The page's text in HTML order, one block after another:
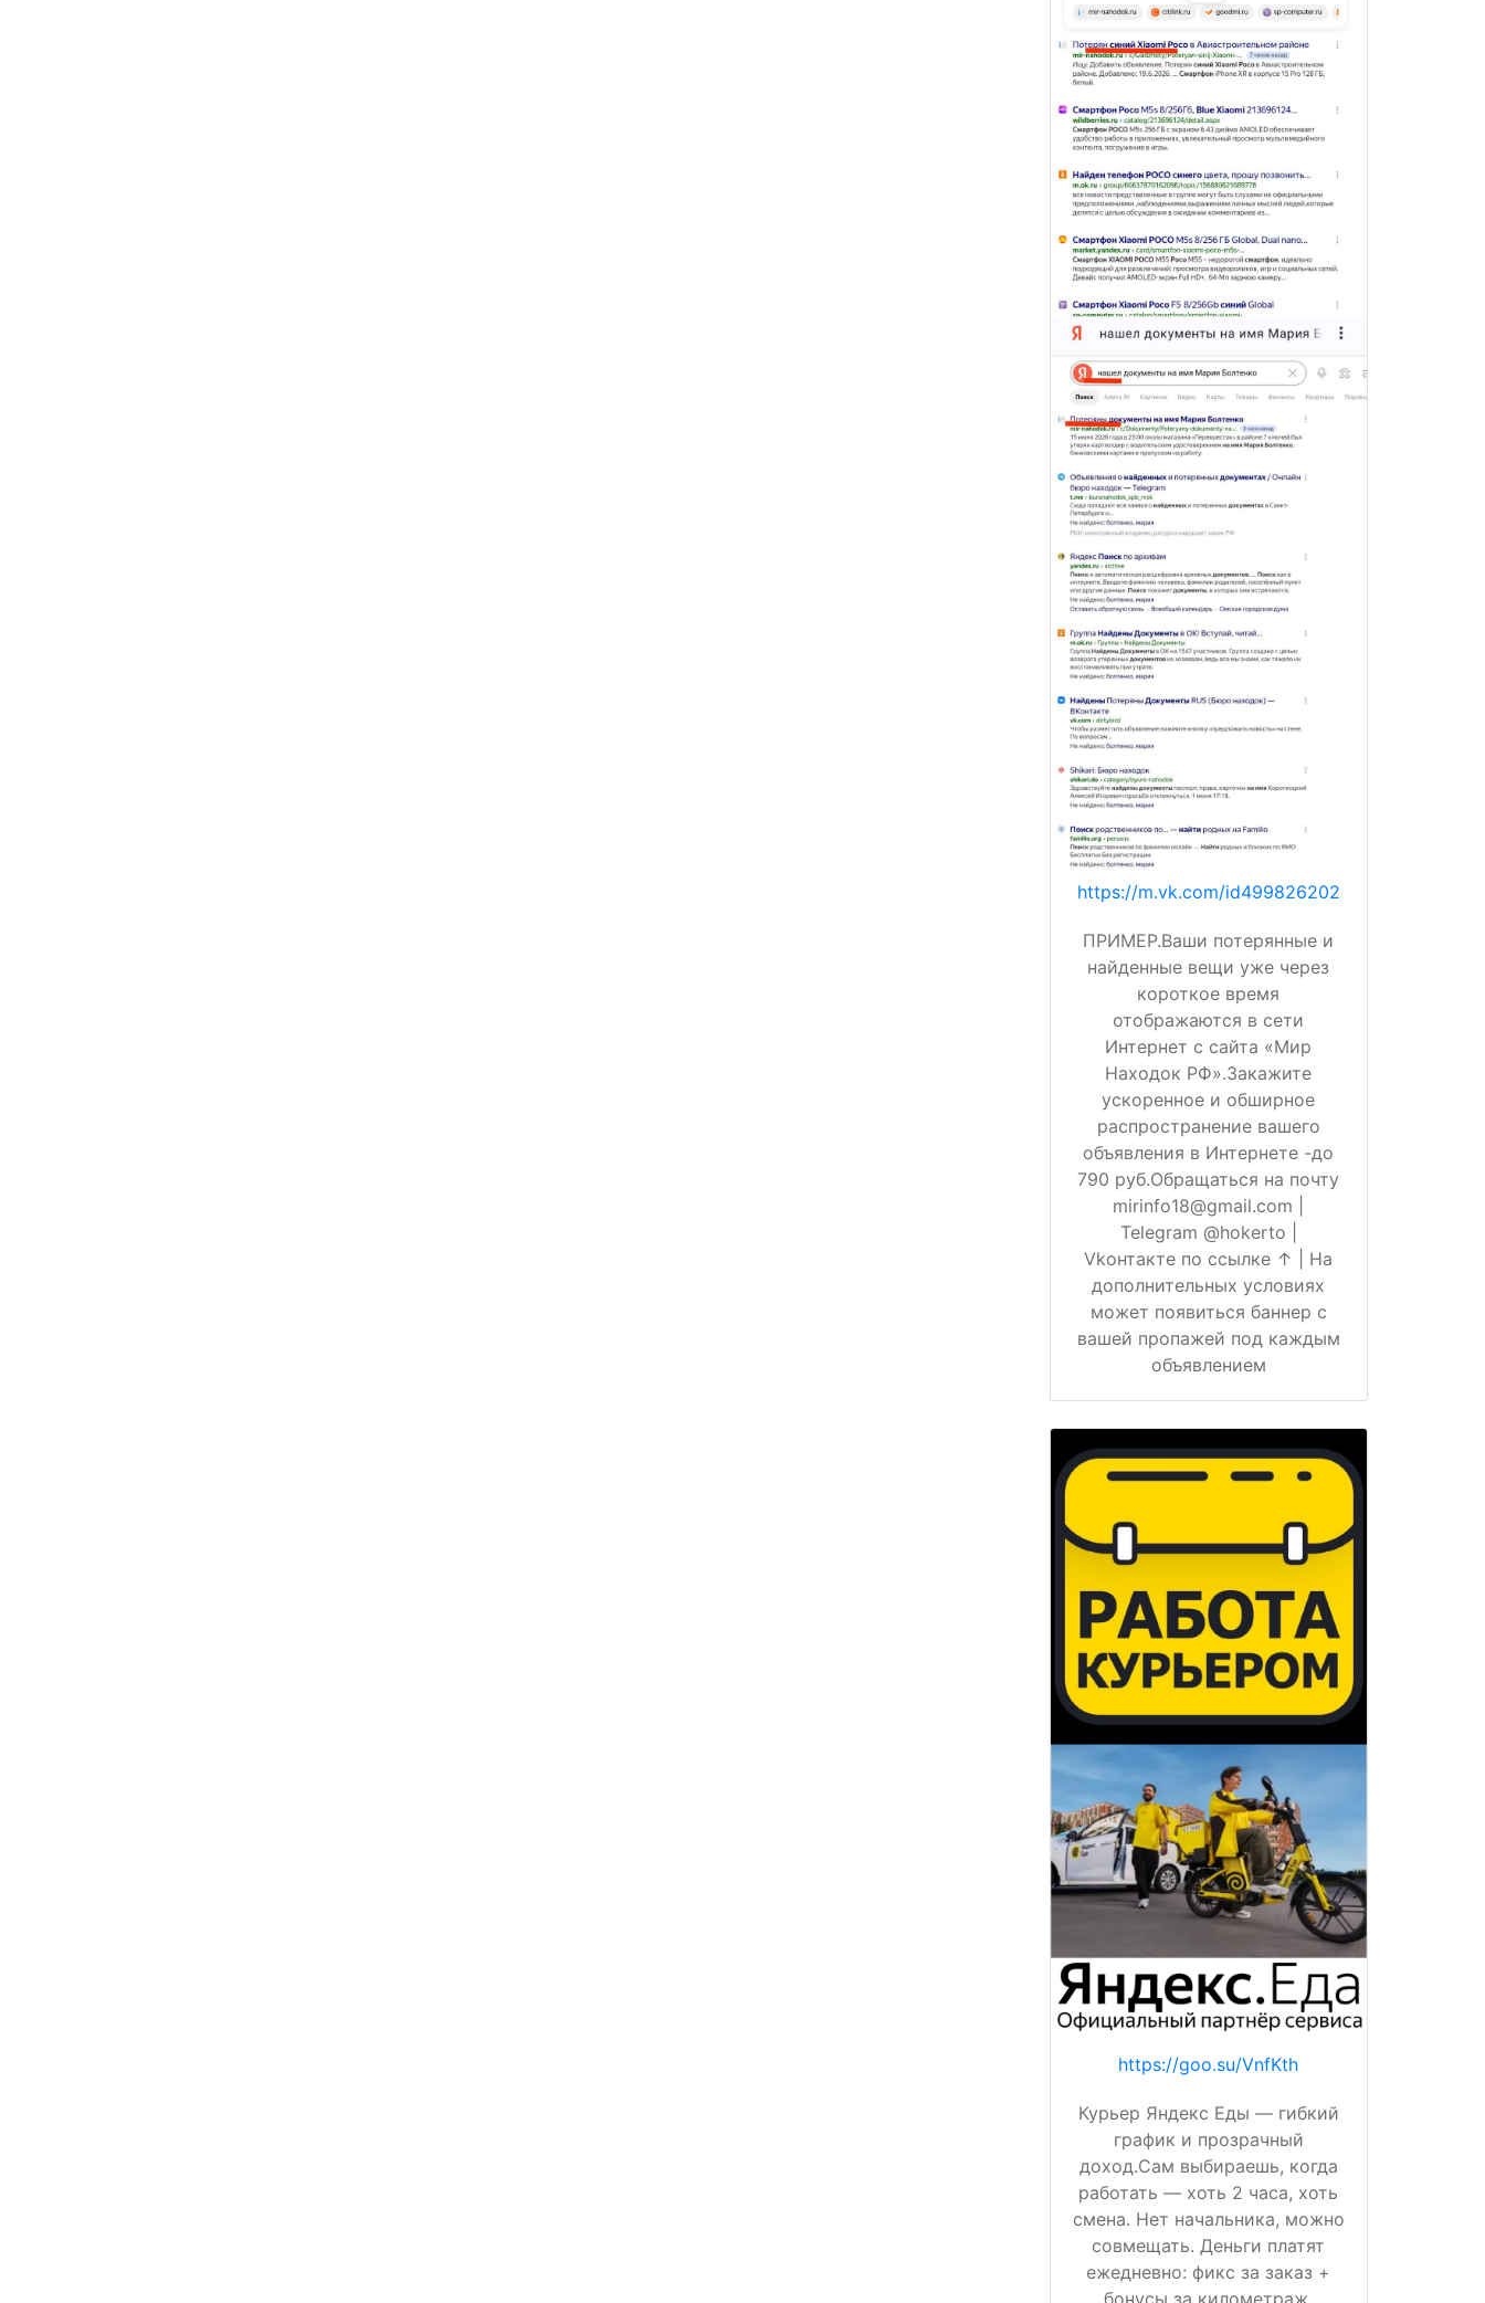
https://m.vk.com/id499826202
ПРИМЕР.Ваши потерянные и
найденные вещи уже через
короткое время
отображаются в сети
Интернет с сайта «Мир
Находок РФ».Закажите
ускоренное и обширное
распространение вашего
объявления в Интернете -до
790 руб.Обращаться на почту
mirinfo18@gmail.com |
Telegram @hokerto |
Vkонтакте по ссылке ↑ | На
дополнительных условиях
может появиться баннер с
вашей пропажей под каждым
объявлением
https://goo.su/VnfKth
Курьер Яндекс Еды — гибкий
график и прозрачный
доход.Сам выбираешь, когда
работать — хоть 2 часа, хоть
смена. Нет начальника, можно
совмещать. Деньги платят
ежедневно: фикс за заказ +